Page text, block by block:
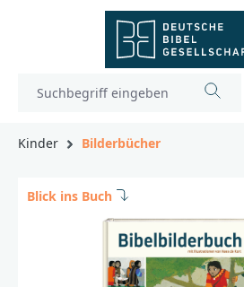
Kinder Bilderbücher
Blick ins Buch